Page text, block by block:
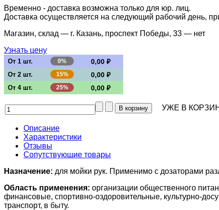
Временно - доставка возможна только для юр. лиц.
Доставка осуществляется на следующий рабочий день,
Магазин, склад — г. Казань, проспект Победы, 33 — нет
Узнать цену
От 1 шт. 0% 0,00 ₽
От 2 шт. 15% 0,00 ₽
От 4 шт. 25% 0,00 ₽
УЖЕ В
Описание
Характеристики
Отзывы
Сопутствующие товары
Назначение: для мойки рук. Применимо с дозаторами
Область применения: организации общественного
финансовые, спортивно-оздоровительные, культурно-
транспорт, в быту.